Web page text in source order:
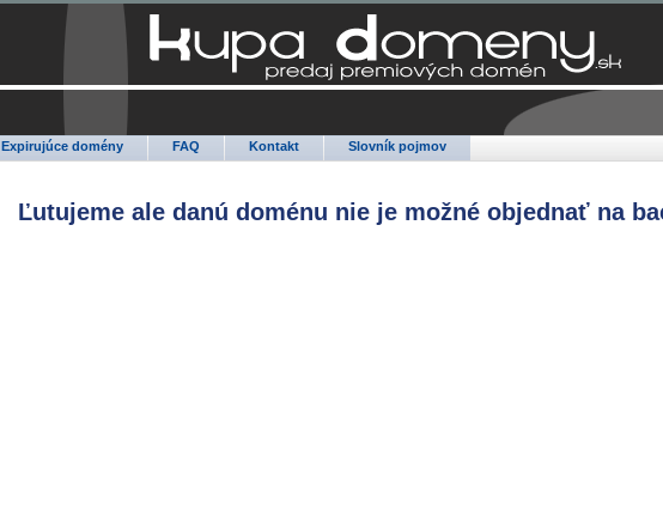
Expirujúce domény FAQ Kontakt Slovník pojmov
Ľutujeme ale danú doménu nie je možné objednať na